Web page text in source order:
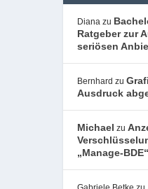
Diana zu
Ratgeber zur
seriösen
Bernhard zu
Ausdruck
Michael zu
„Manage-BDE“